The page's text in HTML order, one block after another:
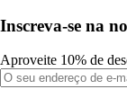
Inscreva-se na
Aproveite 10% de